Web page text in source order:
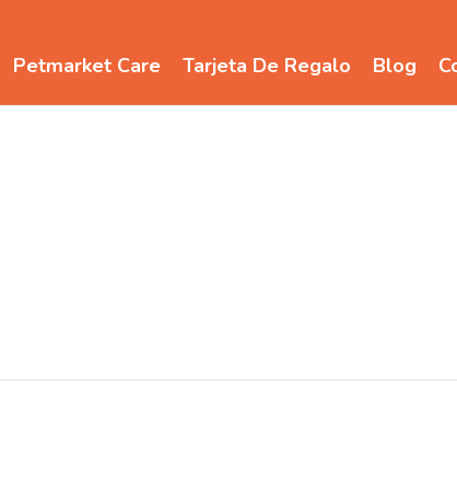
Petmarket Care Tarjeta De Regalo Blog